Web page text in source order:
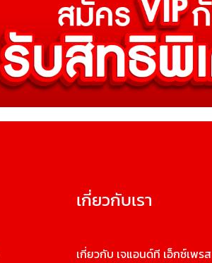
เกี่ยวกับเรา
เกี่ยวกับ เจแอนด์ที เอ็กซ์เพรส